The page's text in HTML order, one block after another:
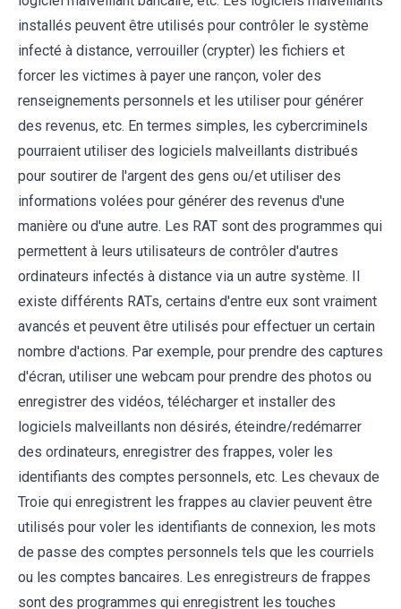
installés peuvent être utilisés pour contrôler le système
infecté à distance, verrouiller (crypter) les fichiers et
forcer les victimes à payer une rançon, voler des
renseignements personnels et les utiliser pour générer
des revenus, etc. En termes simples, les cybercriminels
pourraient utiliser des logiciels malveillants distribués
pour soutirer de l'argent des gens ou/et utiliser des
informations volées pour générer des revenus d'une
manière ou d'une autre. Les RAT sont des programmes qui
permettent à leurs utilisateurs de contrôler d'autres
ordinateurs infectés à distance via un autre système. Il
existe différents RATs, certains d'entre eux sont vraiment
avancés et peuvent être utilisés pour effectuer un certain
nombre d'actions. Par exemple, pour prendre des captures
d'écran, utiliser une webcam pour prendre des photos ou
enregistrer des vidéos, télécharger et installer des
logiciels malveillants non désirés, éteindre/redémarrer
des ordinateurs, enregistrer des frappes, voler les
identifiants des comptes personnels, etc. Les chevaux de
Troie qui enregistrent les frappes au clavier peuvent être
utilisés pour voler les identifiants de connexion, les mots
de passe des comptes personnels tels que les courriels
ou les comptes bancaires. Les enregistreurs de frappes
sont des programmes qui enregistrent les touches